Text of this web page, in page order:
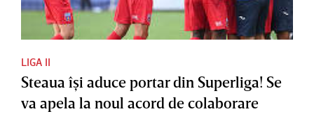
LIGA II
Steaua îşi aduce portar din Superliga! Se
va apela la noul acord de colaborare